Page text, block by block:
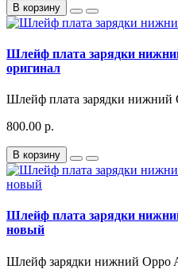
В корзину
Шлейф плата зарядки
оригинал
Шлейф плата зарядки нижний
800.00 р.
В корзину
Шлейф плата зарядки
новый
Шлейф зарядки нижний